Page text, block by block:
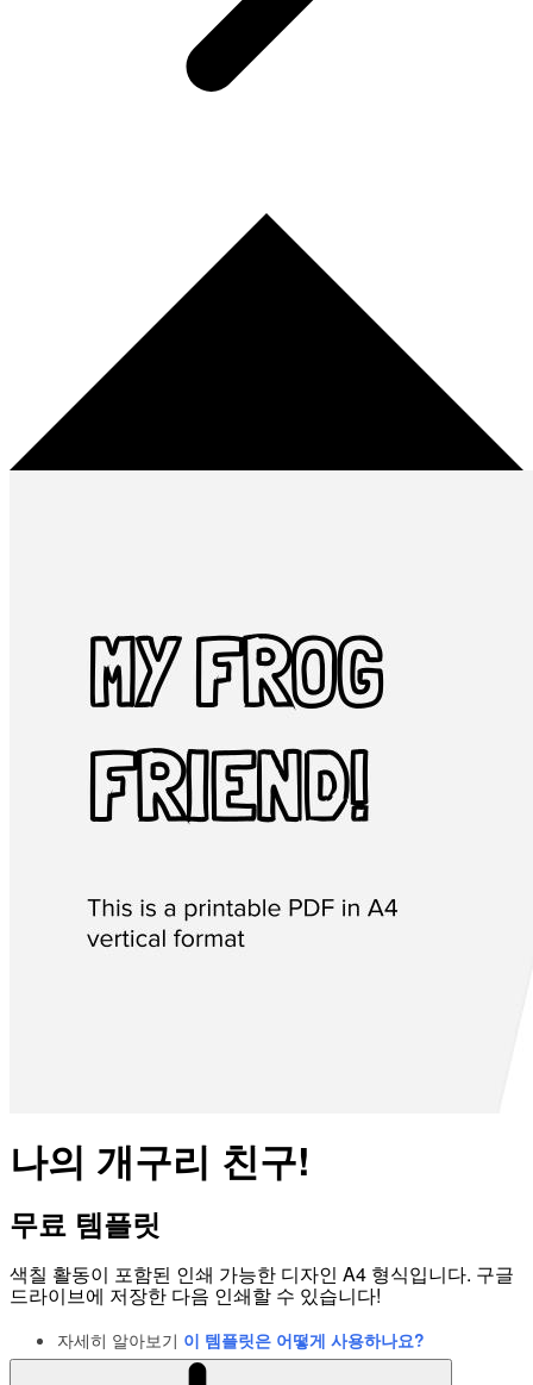
나의 개구리 친구!
무료 템플릿
색칠 활동이 포함된 인쇄 가능한 디자인 A4 형식입니다. 구글
드라이브에 저장한 다음 인쇄할 수 있습니다!
자세히 알아보기 이 템플릿은 어떻게 사용하나요?